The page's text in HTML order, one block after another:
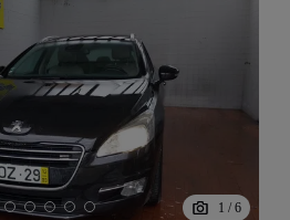
1 / 6